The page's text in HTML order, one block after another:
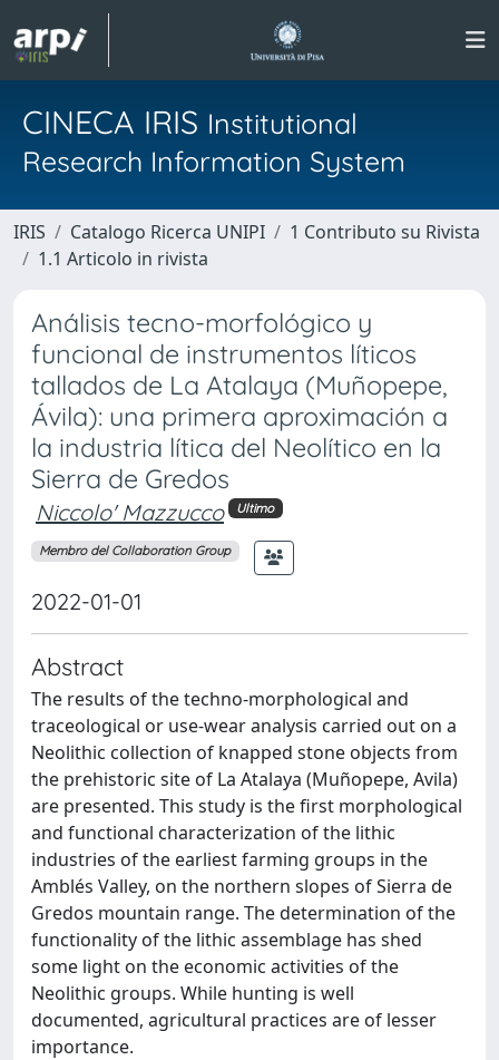
CINECA IRIS Institutional
Research Information System
IRIS Catalogo Ricerca UNIPI
1 Contributo su Rivista
1.1 Articolo in rivista
Análisis tecno-morfológico y
funcional de instrumentos líticos
tallados de La Atalaya (Muñopepe,
Ávila): una primera aproximación a
la industria lítica del Neolítico en la
Sierra de Gredos
Niccolo' Mazzucco Ultimo
Membro del Collaboration Group
2022-01-01
Abstract
The results of the techno-morphological and
traceological or use-wear analysis carried out on a
Neolithic collection of knapped stone objects from
the prehistoric site of La Atalaya (Muñopepe, Avila)
are presented. This study is the first morphological
and functional characterization of the lithic
industries of the earliest farming groups in the
Amblés Valley, on the northern slopes of Sierra de
Gredos mountain range. The determination of the
functionality of the lithic assemblage has shed
some light on the economic activities of the
Neolithic groups. While hunting is well
documented, agricultural practices are of lesser
importance.